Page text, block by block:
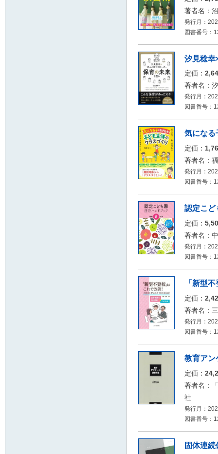
著者名：
発行月：
図書番号：
汐見稔幸
定価：
著者名：
発行月：
図書番号：
気になる
定価：
著者名：
発行月：
図書番号：
認定こど
定価：
著者名：
発行月：
図書番号：
「新型
定価：
著者名：
発行月：
図書番号：
教育アン
定価：
著者名：
社
発行月：
図書番号：
固体連